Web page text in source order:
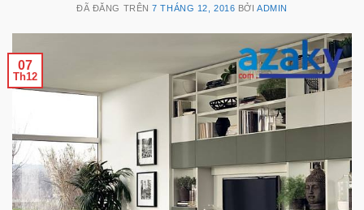
ĐÃ ĐĂNG TRÊN7 THÁNG 12, 2016 BỞIADMIN
07
Th12